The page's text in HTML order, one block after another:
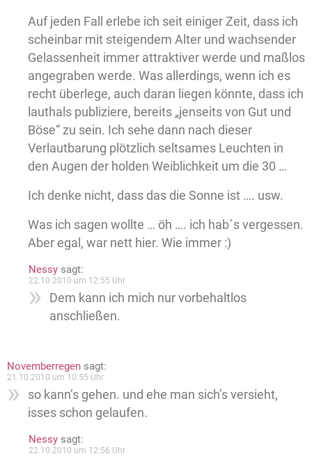
Auf jeden Fall erlebe ich seit einiger Zeit, dass ich
scheinbar mit steigendem Alter und wachsender
Gelassenheit immer attraktiver werde und maßlos
angegraben werde. Was allerdings, wenn ich es
recht überlege, auch daran liegen könnte, dass ich
lauthals publiziere, bereits „jenseits von Gut und
Böse“ zu sein. Ich sehe dann nach dieser
Verlautbarung plötzlich seltsames Leuchten in
den Augen der holden Weiblichkeit um die 30 …
Ich denke nicht, dass das die Sonne ist …. usw.
Was ich sagen wollte … öh …. ich hab´s vergessen.
Aber egal, war nett hier. Wie immer :)
Nessy sagt:
22.10.2010 um 12:55 Uhr
Dem kann ich mich nur vorbehaltlos
anschließen.
Novemberregen sagt:
21.10.2010 um 10:55 Uhr
so kann’s gehen. und ehe man sich’s versieht,
isses schon gelaufen.
Nessy sagt:
22.10.2010 um 12:56 Uhr